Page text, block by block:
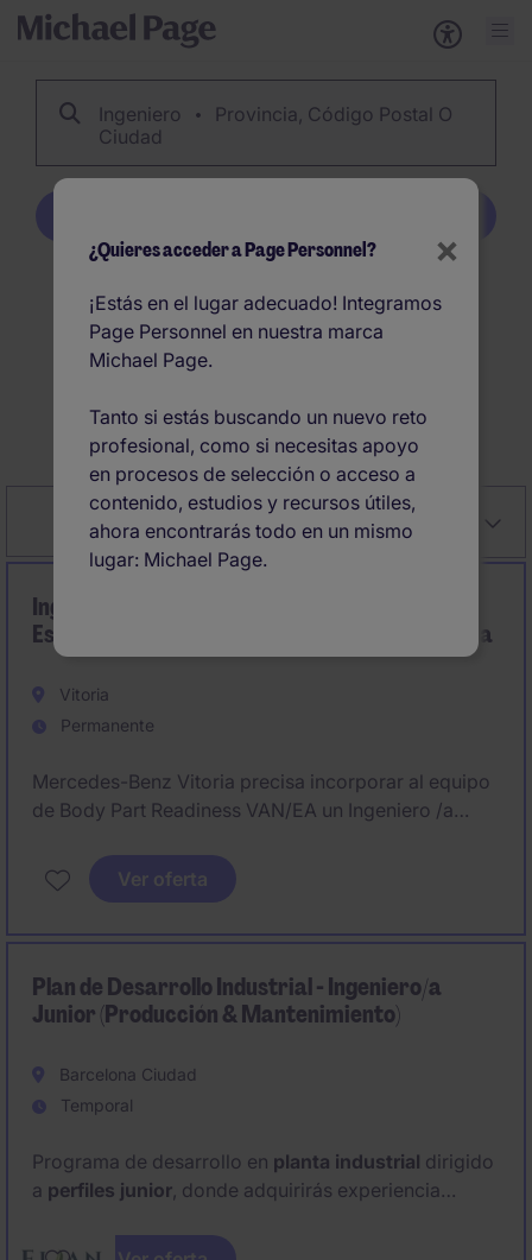
Ingeniero
Provincia, Código Postal O
Ciudad
612 Ingeniero ofertas de
empleo en España
Crear alerta
Relevancia
CloseFilter
Ingeniero/a especialista en
Estampado/Troqueles - Mercedes Benz Vitoria
Vitoria
Permanente
Mercedes-Benz Vitoria precisa incorporar al equipo
de Body Part Readiness VAN/EA un Ingeniero /a
frío (Troqueles, Piezas de Prensa).
Ver oferta
Plan de Desarrollo Industrial - Ingeniero/a
Junior (Producción & Mantenimiento)
Barcelona Ciudad
Temporal
Programa de desarrollo en planta industrial dirigido
a perfiles junior, donde adquirirás experiencia
entorno real y exigente.
×
¿Quieres acceder a Page Personnel?
¡Estás en el lugar adecuado! Integramos
Page Personnel en nuestra marca
Michael Page.
Tanto si estás buscando un nuevo reto
profesional, como si necesitas apoyo
en procesos de selección o acceso a
contenido, estudios y recursos útiles,
ahora encontrarás todo en un mismo
lugar: Michael Page.